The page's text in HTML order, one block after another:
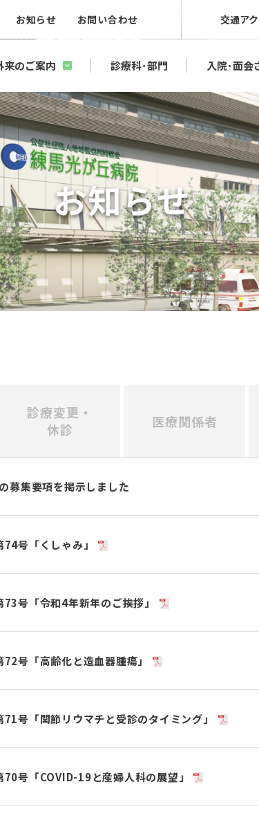
お知らせ お問い合わせ 交通ア
来のご案内 診療科･部門 入院･面会
お知らせ
診療変更・
休診
医療関係者
募集要項を掲示しました
74号「くしゃみ」
73号「令和4年新年のご挨拶」
72号「高齢化と造血器腫瘍」
71号「関節リウマチと受診のタイミング」
70号「COVID-19と産婦人科の展望」